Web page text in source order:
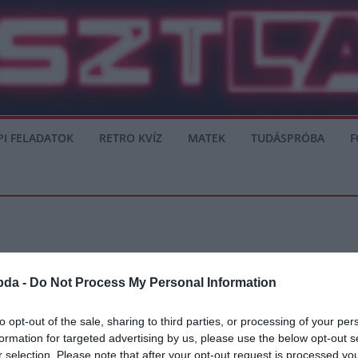
- Do Not Process My Personal Information
opt-out of the sale, sharing to third parties, or processing of your
for targeted advertising by us, please use the below opt-out
selection. Please note that after your opt-out request is processed
FELADATOK RETRO KVÍZ MATEK TUDÁSPRÓBA
Venezuelát – összefoglaló
ahol 2:0-ra felülmúlták ellenfelüket. Így bejutottak a